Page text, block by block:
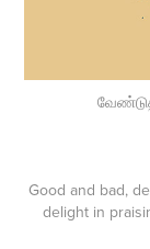
Good and bad,
delight in